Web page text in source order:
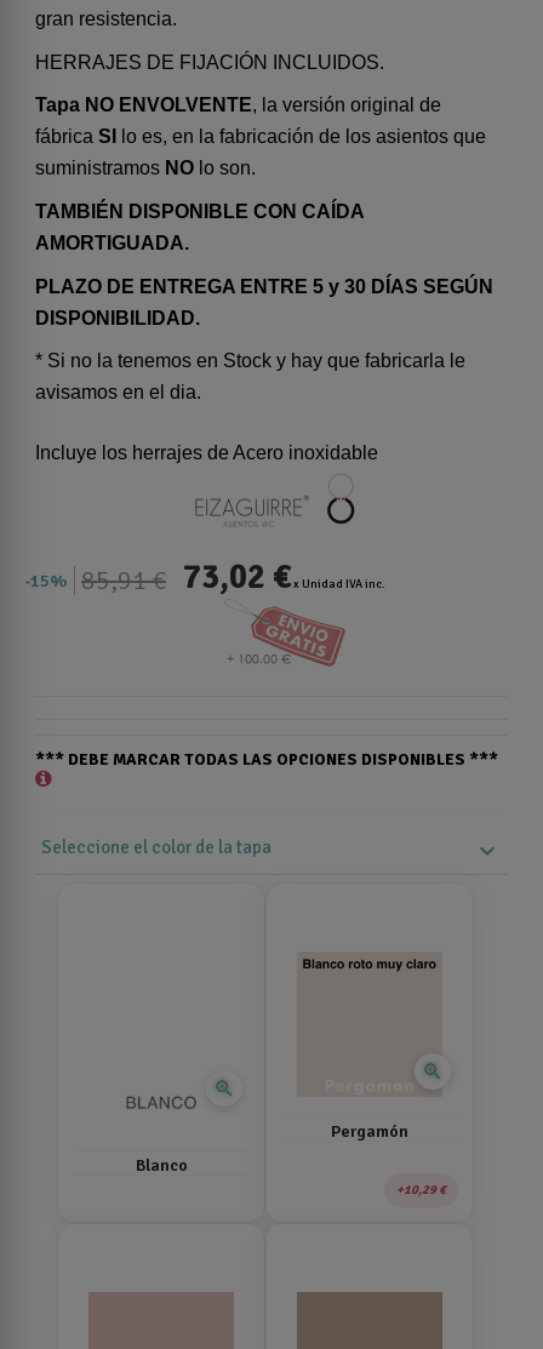
gran resistencia.
HERRAJES DE FIJACIÓN INCLUIDOS.
Tapa NO ENVOLVENTE, la versión original de
fábrica SI
lo es, en la fabricación de los asientos que
suministramos NO lo son.
TAMBIÉN DISPONIBLE CON CAÍDA
AMORTIGUADA.
PLAZO DE ENTREGA ENTRE 5 y 30 DÍAS SEGÚN
DISPONIBILIDAD.
* Si no la tenemos en Stock y hay que fabricarla le
avisamos en el dia.
Incluye los herrajes de Acero inoxidable
15% 85,91 € 73,02 €x Unidad IVA inc.
*** DEBE MARCAR TODAS LAS OPCIONES DISPONIBLES ***
Seleccione el color de la tapa expand_more
zoom_in
Blanco
zoom_in
Pergamón
10,29 €